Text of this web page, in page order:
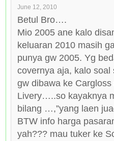
June 12, 2010
Betul Bro….
Mio 2005 ane kalo
keluaran 2010 masih
punya gw 2005. Yg
covernya aja, kalo
gw dibawa ke
Livery…..so kayaknya
bilang …,”yang laen
BTW info harga
yah??? mau tuker ke